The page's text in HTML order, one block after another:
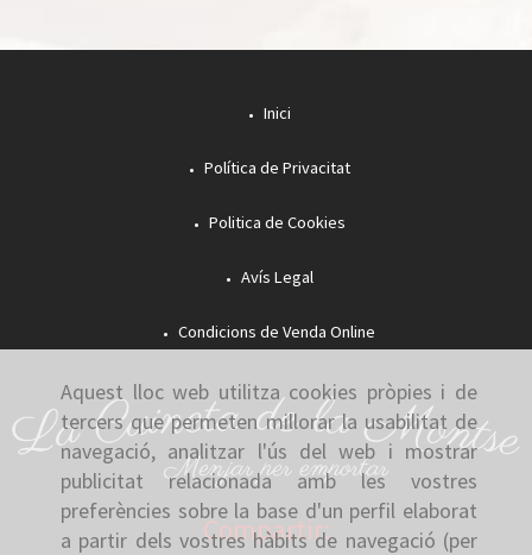
Aquest lloc web utilitza cookies pròpies i de
tercers que permeten millorar la usabilitat de
navegació, analitzar l'ús del web i mostrar
publicitat relacionada amb les vostres
preferències sobre la base d'un perfil elaborat
a partir dels vostres hàbits de navegació (per
Inici
Política de Privacitat
Politica de Cookies
Avís Legal
Condicions de Venda Online
Compartir: